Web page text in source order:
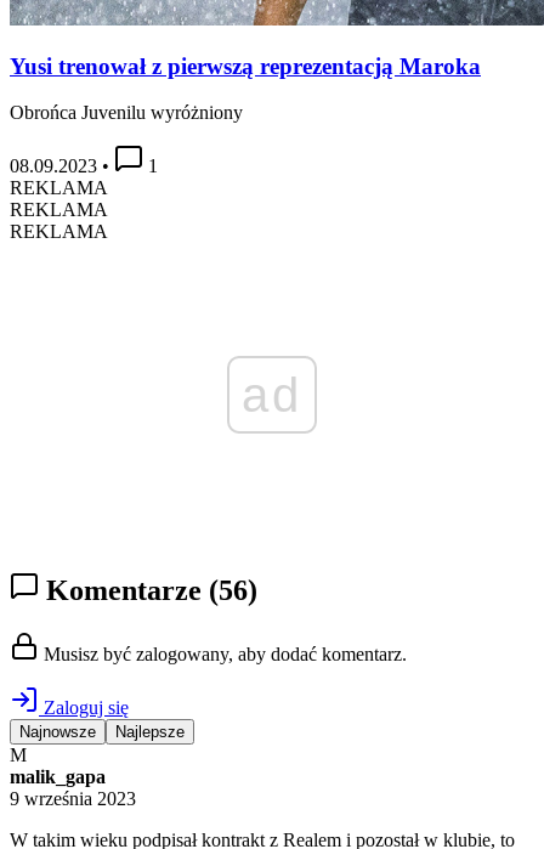
Yusi trenował z pierwszą reprezentacją Maroka
Obrońca Juvenilu wyróżniony
08.09.2023 •
1
REKLAMA
REKLAMA
REKLAMA
ad
Komentarze (56)
Musisz być zalogowany, aby dodać komentarz.
Zaloguj się
Najnowsze Najlepsze
M
malik_gapa
9 września 2023
W takim wieku podpisał kontrakt z Realem i pozostał w klubie, to